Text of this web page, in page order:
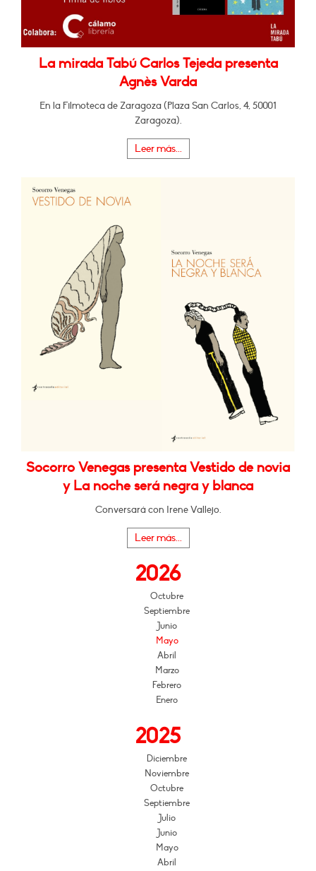
La mirada Tabú Carlos Tejeda presenta
Agnès Varda
En la Filmoteca de Zaragoza (Plaza San Carlos, 4, 50001
Zaragoza).
Leer más...
Socorro Venegas presenta Vestido de novia
y La noche será negra y blanca
Conversará con Irene Vallejo.
Leer más...
2026
Octubre
Septiembre
Junio
Mayo
Abril
Marzo
Febrero
Enero
2025
Diciembre
Noviembre
Octubre
Septiembre
Julio
Junio
Mayo
Abril